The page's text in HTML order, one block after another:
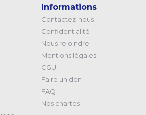
Informations
Contactez-nous
Confidentialité
Nous rejoindre
Mentions légales
CGU
Faire un don
FAQ
Nos chartes